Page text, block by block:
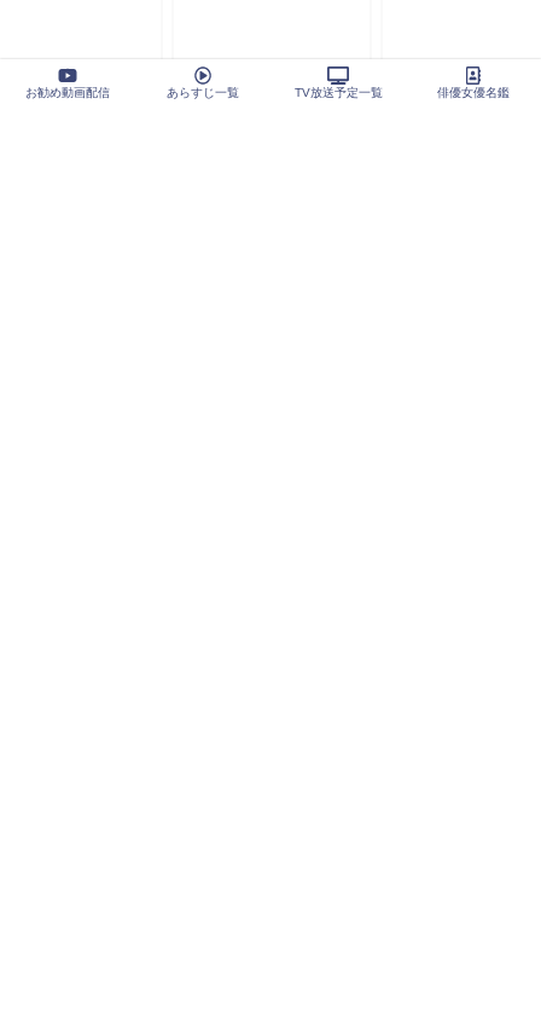
お勧め動画配信 あらすじ一覧 TV放送予定一覧 俳優女優名鑑